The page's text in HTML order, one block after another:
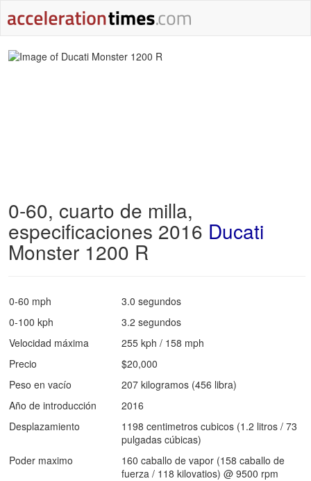
0-60, cuarto de milla,
especificaciones 2016 Ducati
Monster 1200 R
0-60 mph
3.0 segundos
0-100 kph
3.2 segundos
Velocidad máxima
255 kph / 158 mph
Precio
$20,000
Peso en vacío
207 kilogramos (456 libra)
Año de introducción
2016
Desplazamiento
1198 centimetros cubicos (1.2 litros / 73
pulgadas cúbicas)
Poder maximo
160 caballo de vapor (158 caballo de
fuerza / 118 kilovatios) @ 9500 rpm